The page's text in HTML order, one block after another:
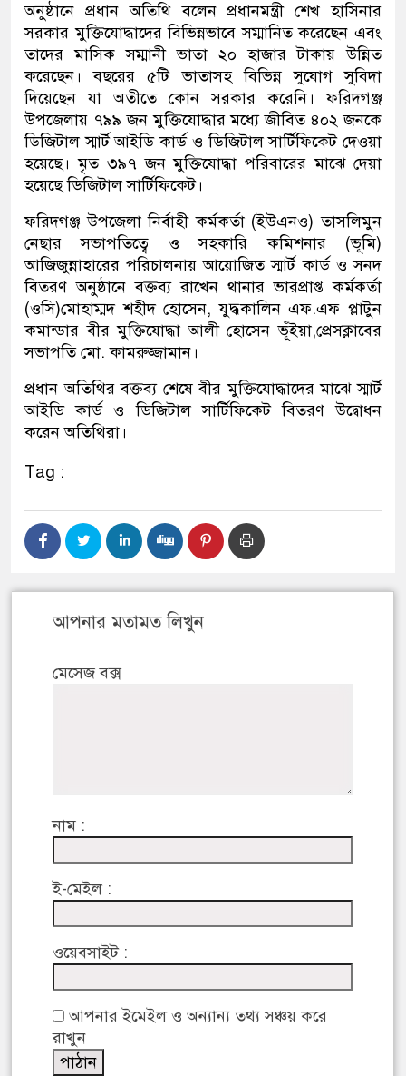
অনুষ্ঠানে প্রধান অতিথি বলেন প্রধানমন্ত্রী শেখ হাসিনার
সরকার মুক্তিযোদ্ধাদের বিভিন্নভাবে সম্মানিত করেছেন এবং
তাদের মাসিক সম্মানী ভাতা ২০ হাজার টাকায় উন্নিত
করেছেন। বছরের ৫টি ভাতাসহ বিভিন্ন সুযোগ সুবিদা
দিয়েছেন যা অতীতে কোন সরকার করেনি। ফরিদগঞ্জ
উপজেলায় ৭৯৯ জন মুক্তিযোদ্ধার মধ্যে জীবিত ৪০২ জনকে
ডিজিটাল স্মার্ট আইডি কার্ড ও ডিজিটাল সার্টিফিকেট দেওয়া
হয়েছে। মৃত ৩৯৭ জন মুক্তিযোদ্ধা পরিবারের মাঝে দেয়া
হয়েছে ডিজিটাল সার্টিফিকেট।
ফরিদগঞ্জ উপজেলা নির্বাহী কর্মকর্তা (ইউএনও) তাসলিমুন
নেছার সভাপতিত্বে ও সহকারি কমিশনার (ভূমি)
আজিজুন্নাহারের পরিচালনায় আয়োজিত স্মার্ট কার্ড ও সনদ
বিতরণ অনুষ্ঠানে বক্তব্য রাখেন থানার ভারপ্রাপ্ত কর্মকর্তা
(ওসি)মোহাম্মদ শহীদ হোসেন, যুদ্ধকালিন এফ.এফ প্লাটুন
কমান্ডার বীর মুক্তিযোদ্ধা আলী হোসেন ভূঁইয়া,প্রেসক্লাবের
সভাপতি মো. কামরুজ্জামান।
প্রধান অতিথির বক্তব্য শেষে বীর মুক্তিযোদ্ধাদের মাঝে স্মার্ট
আইডি কার্ড ও ডিজিটাল সার্টিফিকেট বিতরণ উদ্বোধন
করেন অতিথিরা।
Tag :
আপনার মতামত লিখুন
মেসেজ বক্স
নাম :
ই-মেইল :
ওয়েবসাইট :
আপনার ইমেইল ও অন্যান্য তথ্য সঞ্চয় করে
রাখুন